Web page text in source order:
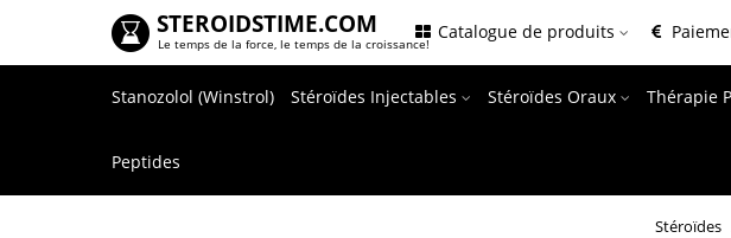
STEROIDSTIME.COM
Le temps de la force, le temps de la croissance!
Catalogue de produits
Stanozolol (Winstrol) Stéroïdes Injectables Stéroïdes Oraux Thérapie
Peptides
Stéroïdes